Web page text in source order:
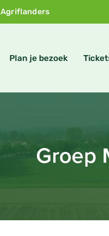
Agriflanders
Plan je bezoek
Groep